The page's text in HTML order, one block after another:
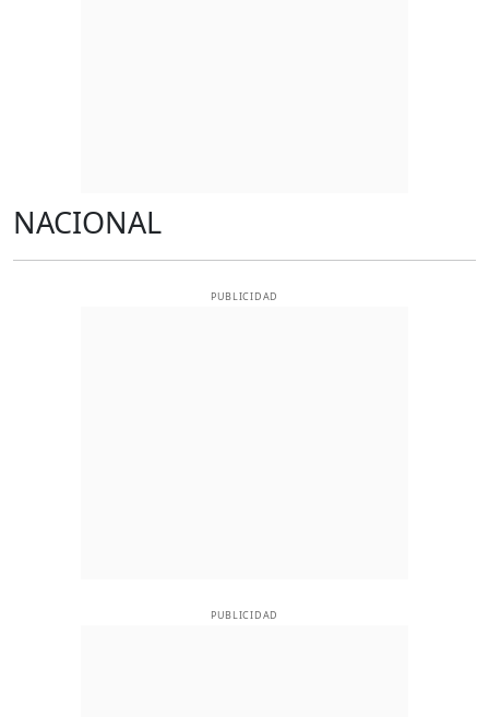
NACIONAL
PUBLICIDAD
PUBLICIDAD